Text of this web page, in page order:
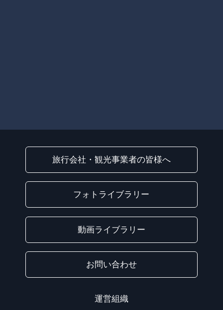
旅行会社・観光事業者の皆様へ
フォトライブラリー
動画ライブラリー
お問い合わせ
運営組織